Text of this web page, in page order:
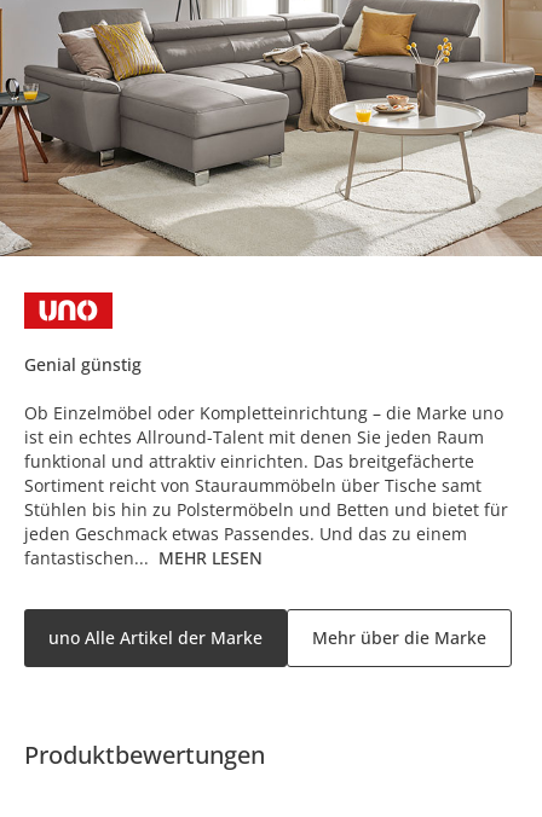
Genial günstig
Ob Einzelmöbel oder Kompletteinrichtung – die Marke uno
ist ein echtes Allround-Talent mit denen Sie jeden Raum
funktional und attraktiv einrichten. Das breitgefächerte
Sortiment reicht von Stauraummöbeln über Tische samt
Stühlen bis hin zu Polstermöbeln und Betten und bietet für
jeden Geschmack etwas Passendes. Und das zu einem
fantastischen... MEHR LESEN
uno Alle Artikel der Marke Mehr über die Marke
Produktbewertungen